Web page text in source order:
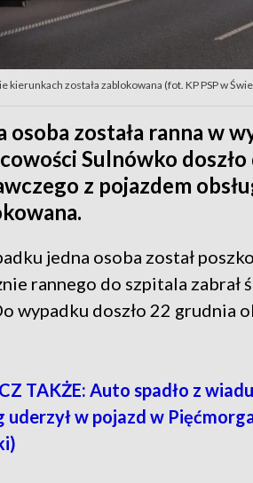
kierunkach została zablokowana (fot. KP PSP w
osoba została ranna w
Sulnówko
z pojazdem
jedna osoba został
rannego do szpitala zabrał
wypadku doszło 22 grudnia
TAKŻE: Auto spadło z
uderzył w pojazd w